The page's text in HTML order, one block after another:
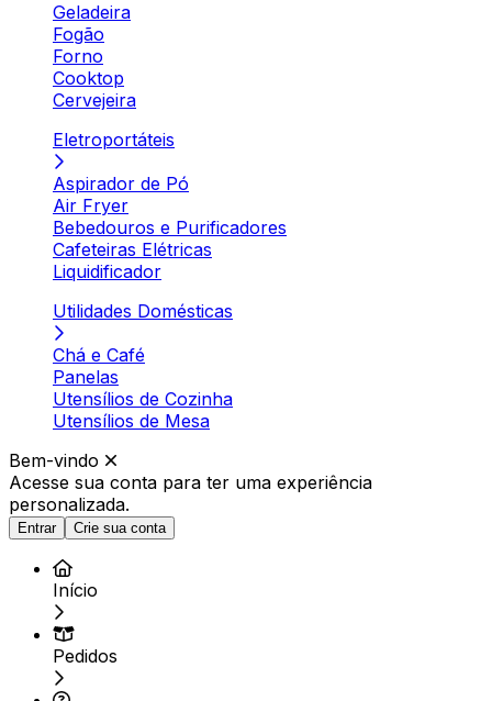
Geladeira
Fogão
Forno
Cooktop
Cervejeira
Eletroportáteis
Aspirador de Pó
Air Fryer
Bebedouros e Purificadores
Cafeteiras Elétricas
Liquidificador
Utilidades Domésticas
Chá e Café
Panelas
Utensílios de Cozinha
Utensílios de Mesa
Bem-vindo
Acesse sua conta para ter uma experiência
personalizada.
Entrar Crie sua conta
Início
Pedidos